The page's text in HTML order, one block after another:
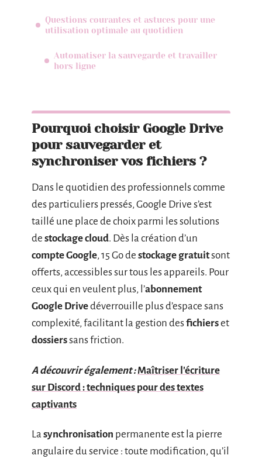
Questions courantes et astuces pour une
utilisation optimale au quotidien
Automatiser la sauvegarde et travailler
hors ligne
Pourquoi choisir Google Drive
pour sauvegarder et
synchroniser vos fichiers ?
Dans le quotidien des professionnels comme
des particuliers pressés, Google Drive s’est
taillé une place de choix parmi les solutions
de stockage cloud. Dès la création d’un
compte Google, 15 Go de stockage gratuitsont
offerts, accessibles sur tous les appareils. Pour
ceux qui en veulent plus, l’abonnement
Google Drivedéverrouille plus d’espace sans
complexité, facilitant la gestion desfichierset
dossierssans friction.
A découvrir également : Maîtriser l'écriture
sur Discord : techniques pour des textes
captivants
La synchronisation permanente est la pierre
angulaire du service : toute modification, qu’il